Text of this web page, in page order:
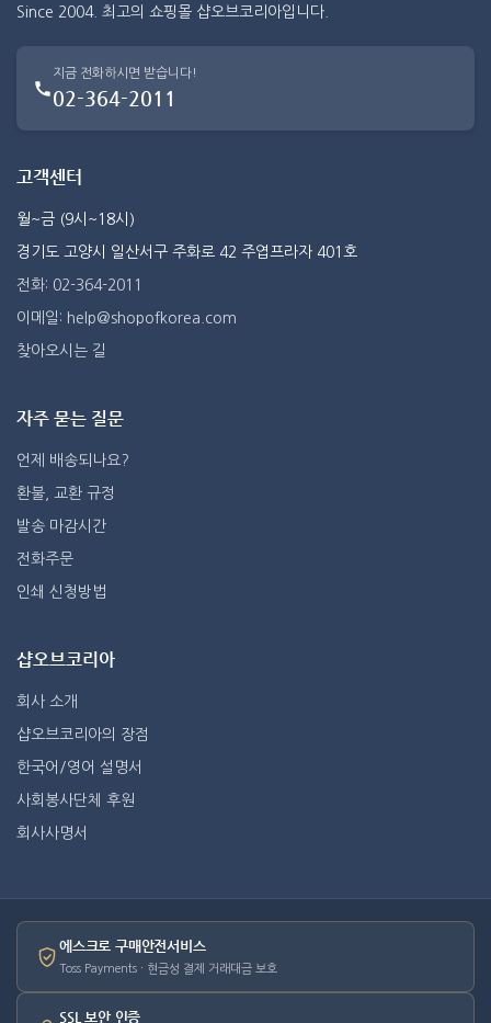
Since 2004. 최고의 쇼핑몰 샵오브코리아입니다.
지금 전화하시면 받습니다!
02-364-2011
고객센터
월~금 (9시~18시)
경기도 고양시 일산서구 주화로 42 주엽프라자 401호
전화: 02-364-2011
이메일: help@shopofkorea.com
찾아오시는 길
자주 묻는 질문
언제 배송되나요?
환불, 교환 규정
발송 마감시간
전화주문
인쇄 신청방법
샵오브코리아
회사 소개
샵오브코리아의 장점
한국어/영어 설명서
사회봉사단체 후원
회사사명서
에스크로 구매안전서비스
Toss Payments · 현금성 결제 거래대금 보호
SSL 보안 인증